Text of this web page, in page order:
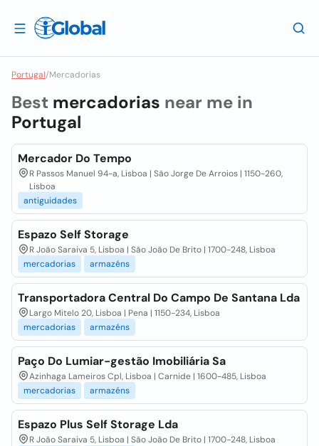
Portugal/Mercadorias
Best mercadorias near me in
Portugal
Mercador Do Tempo
R Passos Manuel 94-a, Lisboa | São Jorge De Arroios | 1150-260,
Lisboa
antiguidades
Espazo Self Storage
R João Saraiva 5, Lisboa | São João De Brito | 1700-248, Lisboa
mercadorias
armazéns
Transportadora Central Do Campo De Santana Lda
Largo Mitelo 20, Lisboa | Pena | 1150-234, Lisboa
mercadorias
armazéns
Paço Do Lumiar-gestão Imobiliária Sa
Azinhaga Lameiros Cpl, Lisboa | Carnide | 1600-485, Lisboa
mercadorias
armazéns
Espazo Plus Self Storage Lda
R João Saraiva 5, Lisboa | São João De Brito | 1700-248, Lisboa